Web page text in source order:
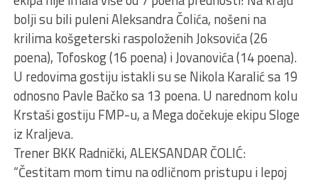
bolji su bili puleni Aleksandra Čolića, nošeni na
krilima košgeterski raspoloženih Joksovića (26
poena), Tofoskog (16 poena) i Jovanovića (14 poena).
U redovima gostiju istakli su se Nikola Karalić sa 19
odnosno Pavle Bačko sa 13 poena. U narednom kolu
Krstaši gostiju FMP-u, a Mega dočekuje ekipu Sloge
iz Kraljeva.
Trener BKK Radnički, ALEKSANDAR ČOLIĆ:
“Čestitam mom timu na odličnom pristupu i lepoj